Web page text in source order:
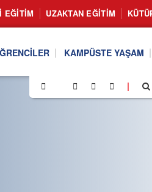
EĞITIM UZAKTAN EĞITIM
KAMPÜSTE YAŞAM
|